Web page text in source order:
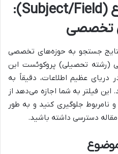
فیلتر رشته و موضوع (Subject/Field):
تخصصی
جستجو به حوزه‌های تخصصی
(رشته تحصیلی) پروکوئست این
دریای عظیم اطلاعات، دقیقاً به
فیلتر به شما اجازه می‌دهد از
نامربوط جلوگیری کنید و به طور
دسترسی داشته باشید.